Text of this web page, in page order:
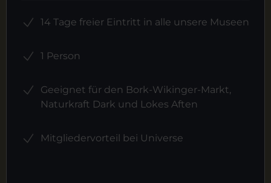
14 Tage freier Eintritt in alle unsere Museen
1 Person
Geeignet für den Bork-Wikinger-Markt,
Naturkraft Dark und Lokes Aften
Mitgliedervorteil bei Universe